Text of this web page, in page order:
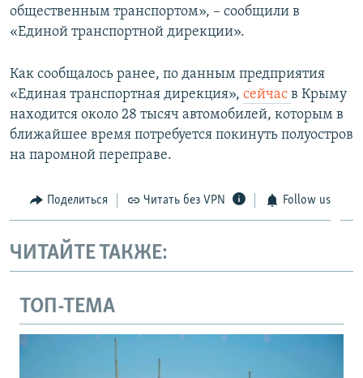
общественным транспортом», – сообщили в
«Единой транспортной дирекции».
Как сообщалось ранее, по данным предприятия
«Единая транспортная дирекция», сейчас в Крыму
находится около 28 тысяч автомобилей, которым в
ближайшее время потребуется покинуть полуостров
на паромной переправе.
Поделиться Читать без VPN Follow us
ЧИТАЙТЕ ТАКЖЕ:
ТОП-ТЕМА